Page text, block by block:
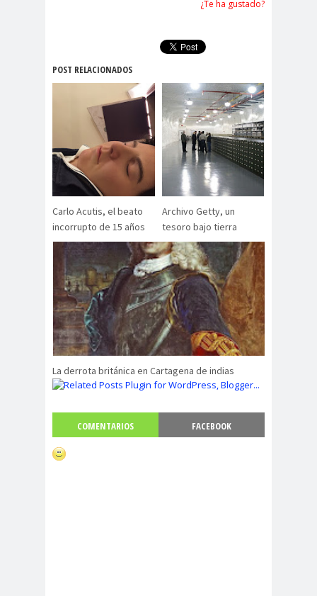
¿Te ha gustado?
POST RELACIONADOS
Carlo Acutis, el beato
incorrupto de 15 años
Archivo Getty, un
tesoro bajo tierra
La derrota británica en Cartagena de indias
COMENTARIOS FACEBOOK